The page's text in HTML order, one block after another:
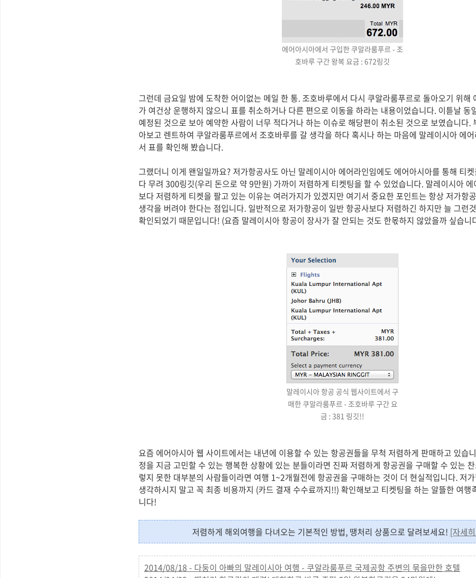
에어아시아에서 구입한 쿠알라룸푸르 - 조
호바루 구간 왕복 요금 : 672링깃
그런데 금요일 밤에 도착한 어이없는 메일 한 통. 조호바루에서 다시 쿠알라룸푸르로 돌아오기 위해
가 여건상 운행하지 않으니 표를 취소하거나 다른 편으로 이동을 하라는 내용이었습니다. 이튿날 동
예정된 것으로 보아 예약한 사람이 너무 적다거나 하는 이슈로 해당편이 취소된 것으로 보였습니다.
아보고 렌트하여 쿠알라룸푸르에서 조호바루를 갈 생각을 하다 혹시나 하는 마음에 말레이시아 에
서 표를 확인해 봤습니다.
그랬더니 이게 왠일일까요? 저가항공사도 아닌 말레이시아 에어라인임에도 에어아시아를 통해 티
다 무려 300링깃(우리 돈으로 약 9만원) 가까이 저렴하게 티켓팅을 할 수 있었습니다. 말레이시아
보다 저렴하게 티켓을 팔고 있는 이유는 여러가지가 있겠지만 여기서 중요한 포인트는 항상 저가항
생각을 버려야 한다는 점입니다. 일반적으로 저가항공이 일반 항공사보다 저렴하긴 하지만 늘 그런
확인되었기 때문입니다! (요즘 말레이시아 항공이 장사가 잘 안되는 것도 한몫하지 않았을까 싶습니
말레이시아 항공 공식 웹사이트에서 구
매한 쿠알라룸푸르 - 조호바루 구간 요
금 : 381 링깃!!
요즘 에어아시아 웹 사이트에서는 내년에 이용할 수 있는 항공권들을 무척 저렴하게 판매하고 있습
정을 지금 고민할 수 있는 행복한 상황에 있는 분들이라면 진짜 저렴하게 항공권을 구매할 수 있는
렇지 못한 대부분의 사람들이라면 여행 1~2개월전에 항공권을 구매하는 것이 더 현실적입니다. 저
생각하시지 말고 꼭 최종 비용까지 (카드 결재 수수료까지!!) 확인해보고 티켓팅을 하는 알뜰한 여행
니다!
저렴하게 해외여행을 다녀오는 기본적인 방법, 땡처리 상품으로 달려보세요! [자세
2014/08/18 - 다둥이 아빠의 말레이시아 여행 - 쿠알라룸푸르 국제공항 주변의 묶을만한 호텔